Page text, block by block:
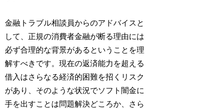
金融トラブル相談員からのアドバイスと
して、正規の消費者金融が断る理由には
必ず合理的な背景があるということを理
解すべきです。現在の返済能力を超える
借入はさらなる経済的困難を招くリスク
があり、そのような状況でソフト闇金に
手を出すことは問題解決どころか、さら